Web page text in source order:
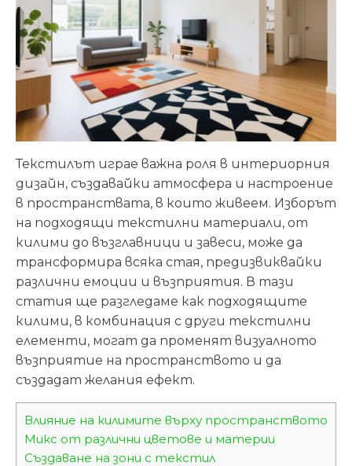
Текстилът играе важна роля в интериорния
дизайн, създавайки атмосфера и настроение
в пространствата, в които живеем. Изборът
на подходящи текстилни материали, от
килими до възглавници и завеси, може да
трансформира всяка стая, предизвиквайки
различни емоции и възприятия. В тази
статия ще разгледаме как подходящите
килими, в комбинация с други текстилни
елементи, могат да променят визуалното
възприятие на пространството и да
създадат желания ефект.
Влияние на килимите върху пространството
Микс от различни цветове и материи
Създаване на зони с текстил